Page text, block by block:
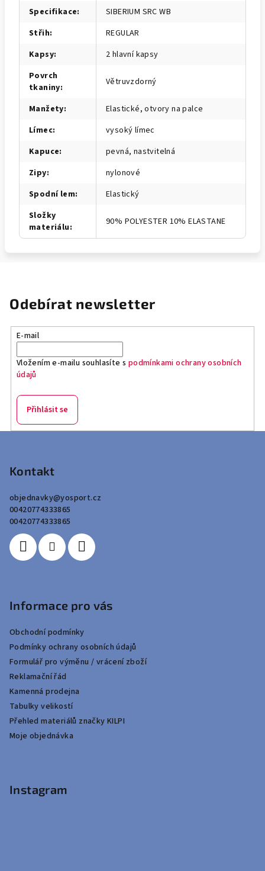
Specifikace:
SIBERIUM SRC WB
Střih:
REGULAR
Kapsy:
2 hlavní kapsy
Povrch
tkaniny: Větruvzdorný
Manžety:
Elastické, otvory na palce
Límec:
vysoký límec
Kapuce:
pevná, nastvitelná
Zipy:
nylonové
Spodní lem:
Elastický
Složky
materiálu: 90% POLYESTER 10% ELASTANE
Odebírat newsletter
E-mail
Vložením e-mailu souhlasíte s podmínkami ochrany osobních
údajů
Přihlásit se
Kontakt
objednavky@yosport.cz
00420774333865
00420774333865
Informace pro vás
Obchodní podmínky
Podmínky ochrany osobních údajů
Formulář pro výměnu / vrácení zboží
Reklamační řád
Kamenná prodejna
Tabulky velikostí
Přehled materiálů značky KILPI
Moje objednávka
Instagram